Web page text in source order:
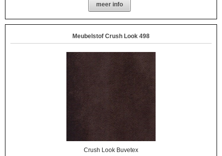
meer info
Meubelstof Crush Look 498
Crush Look Buvetex